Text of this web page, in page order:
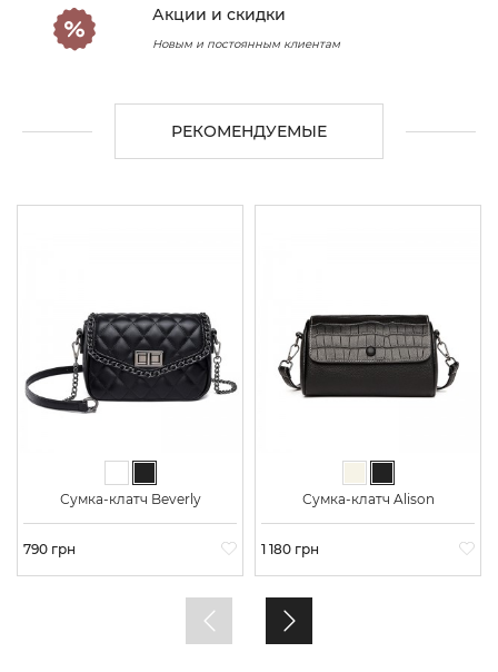
Акции и скидки
Новым и постоянным клиентам
РЕКОМЕНДУЕМЫЕ
Сумка-клатч Beverly
Цена
790 грн
Сумка-клатч Alison
Цена
1 180 грн